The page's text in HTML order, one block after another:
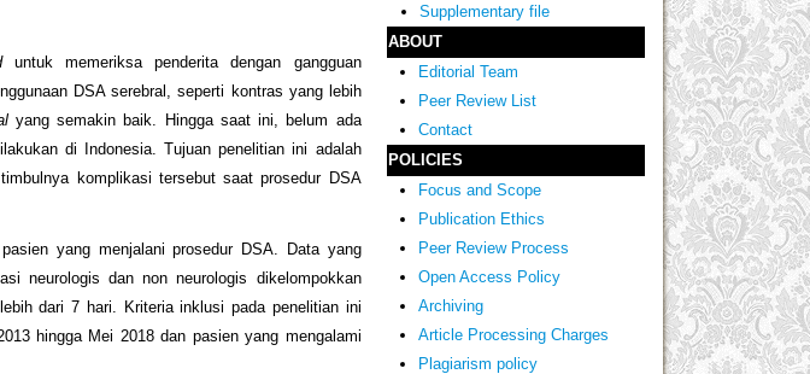
Supplementary file
ABOUT
Editorial Team
Peer Review List
Contact
POLICIES
Focus and Scope
Publication Ethics
Peer Review Process
Open Access Policy
Archiving
Article Processing Charges
Plagiarism policy
untuk memeriksa penderita dengan gangguan
DSA serebral, seperti kontras yang lebih
yang semakin baik. Hingga saat ini, belum ada
di Indonesia. Tujuan penelitian ini adalah
komplikasi tersebut saat prosedur DSA
yang menjalani prosedur DSA. Data yang
neurologis dan non neurologis dikelompokkan
dari 7 hari. Kriteria inklusi pada penelitian ini
hingga Mei 2018 dan pasien yang mengalami